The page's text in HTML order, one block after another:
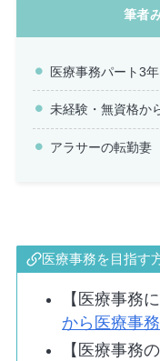
筆者
医療事務パート3年
未経験・無資格か
アラサーの転勤妻
医療事務を目指す
【医療事務
から医療事
【医療事務